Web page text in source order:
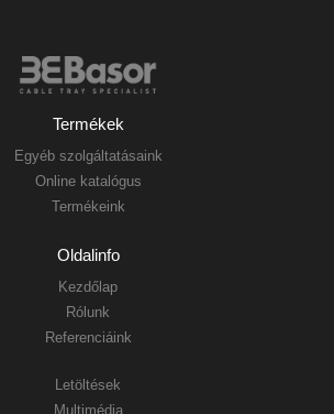
Termékek
Egyéb szolgáltatásaink
Online katalógus
Termékeink
Oldalinfo
Kezdőlap
Rólunk
Referenciáink
Letöltések
Multimédia